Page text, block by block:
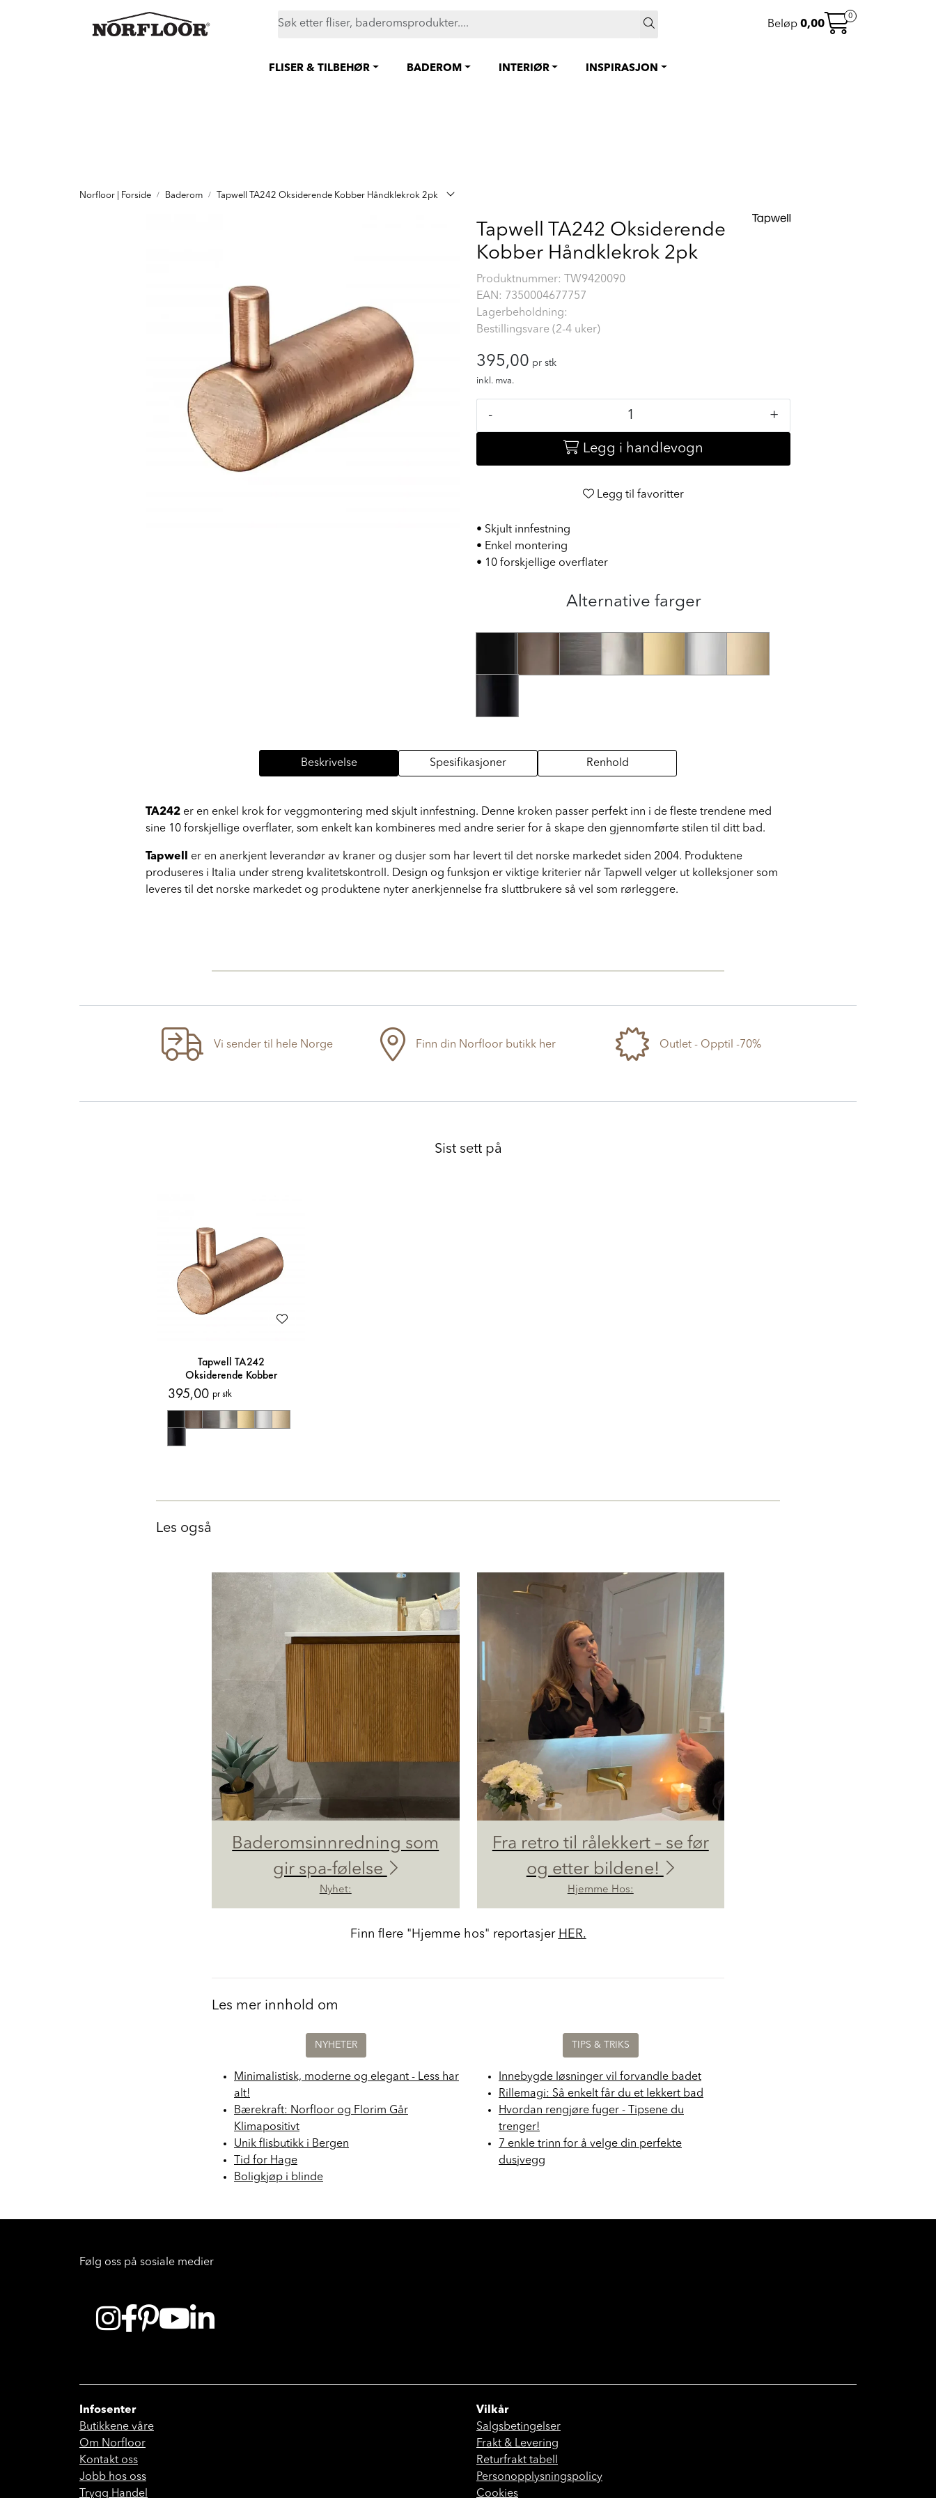
Beløp 0,00
0
FLISER & TILBEHØR BADEROM INTERIØR INSPIRASJON
Norfloor | Forside Baderom Tapwell TA242 Oksiderende Kobber Håndklekrok 2pk
Tapwell TA242 Oksiderende
Kobber Håndklekrok 2pk
Produktnummer:
TW9420090
EAN: 7350004677757
Lagerbeholdning:
Bestillingsvare (2-4 uker)
395,00 pr stk
inkl. mva.
- +
Legg i handlevogn
Legg til favoritter
• Skjult innfestning
• Enkel montering
• 10 forskjellige overflater
Alternative farger
Beskrivelse Spesifikasjoner Renhold
TA242 er en enkel krok for veggmontering med skjult innfestning. Denne kroken passer perfekt inn i de fleste trendene med
sine 10 forskjellige overflater, som enkelt kan kombineres med andre serier for å skape den gjennomførte stilen til ditt bad.
Tapwell
er en anerkjent leverandør av kraner og dusjer som har levert til det norske markedet siden 2004. Produktene
produseres i Italia under streng kvalitetskontroll. Design og funksjon er viktige kriterier når Tapwell velger ut kolleksjoner som
leveres til det norske markedet og produktene nyter anerkjennelse fra sluttbrukere så vel som rørleggere.
Vi sender til hele Norge Finn din Norfloor butikk her Outlet - Opptil -70%
Sist sett på
Tapwell TA242
Oksiderende Kobber
Håndklekrok 2pk
395,00 pr stk
Les også
Baderomsinnredning som
gir spa-følelse
Nyhet:
Fra retro til rålekkert – se før
og etter bildene!
Hjemme Hos:
Finn flere "Hjemme hos" reportasjer HER.
Les mer innhold om
NYHETER
Minimalistisk, moderne og elegant - Less har
alt!
Bærekraft: Norfloor og Florim Går
Klimapositivt
Unik flisbutikk i Bergen
Tid for Hage
Boligkjøp i blinde
TIPS & TRIKS
Innebygde løsninger vil forvandle badet
Rillemagi: Så enkelt får du et lekkert bad
Hvordan rengjøre fuger - Tipsene du
trenger!
7 enkle trinn for å velge din perfekte
dusjvegg
Følg oss på sosiale medier
Infosenter
Butikkene våre
Om Norfloor
Kontakt oss
Jobb hos oss
Trygg Handel
Vilkår
Salgsbetingelser
Frakt & Levering
Returfrakt tabell
Personopplysningspolicy
Cookies